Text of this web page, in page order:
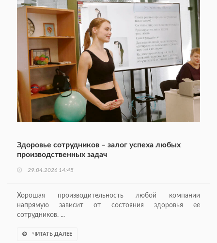
Здоровье сотрудников – залог успеха любых
производственных задач
29.04.2026 14:45
Хорошая производительность любой компании
напрямую зависит от состояния здоровья ее
сотрудников. ...
ЧИТАТЬ ДАЛЕЕ